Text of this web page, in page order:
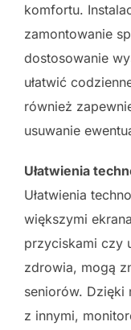
komfortu.
zamontowanie
dostosowanie
ułatwić
również
usuwanie
Ułatwienia
Ułatwienia
większymi
przyciskami czy
zdrowia, mogą
seniorów. Dzięki
z innymi,